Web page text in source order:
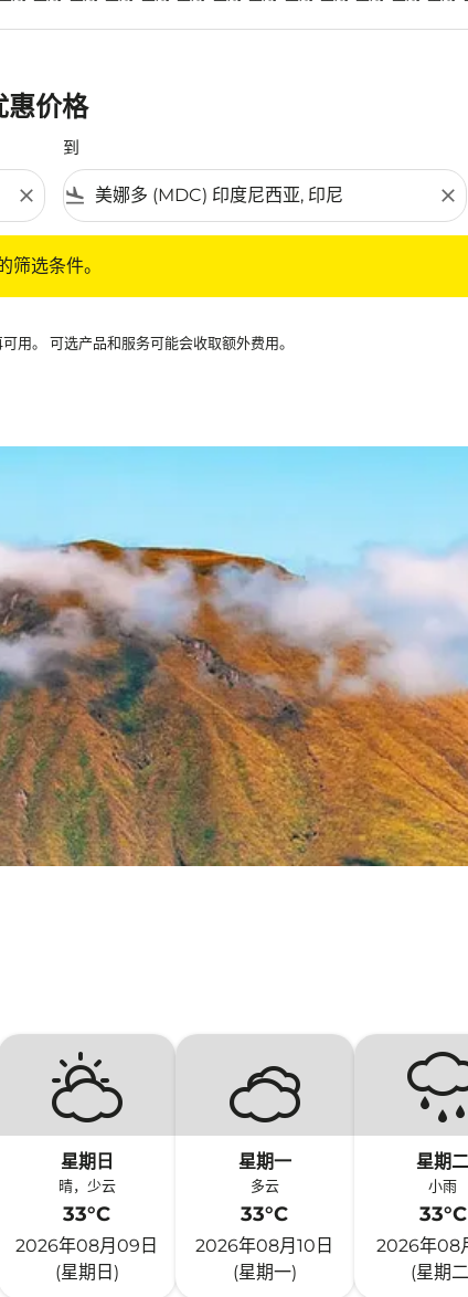
价格
close
到
flight_land close
选条件。
用。 可选产品和服务可能会收取额外费用。
星期日
晴，少云
33°C
2026年08月09日
(星期日)
星期一
多云
33°C
2026年08月10日
(星期一)
星期二
小雨
33°C
2026年08
(星期